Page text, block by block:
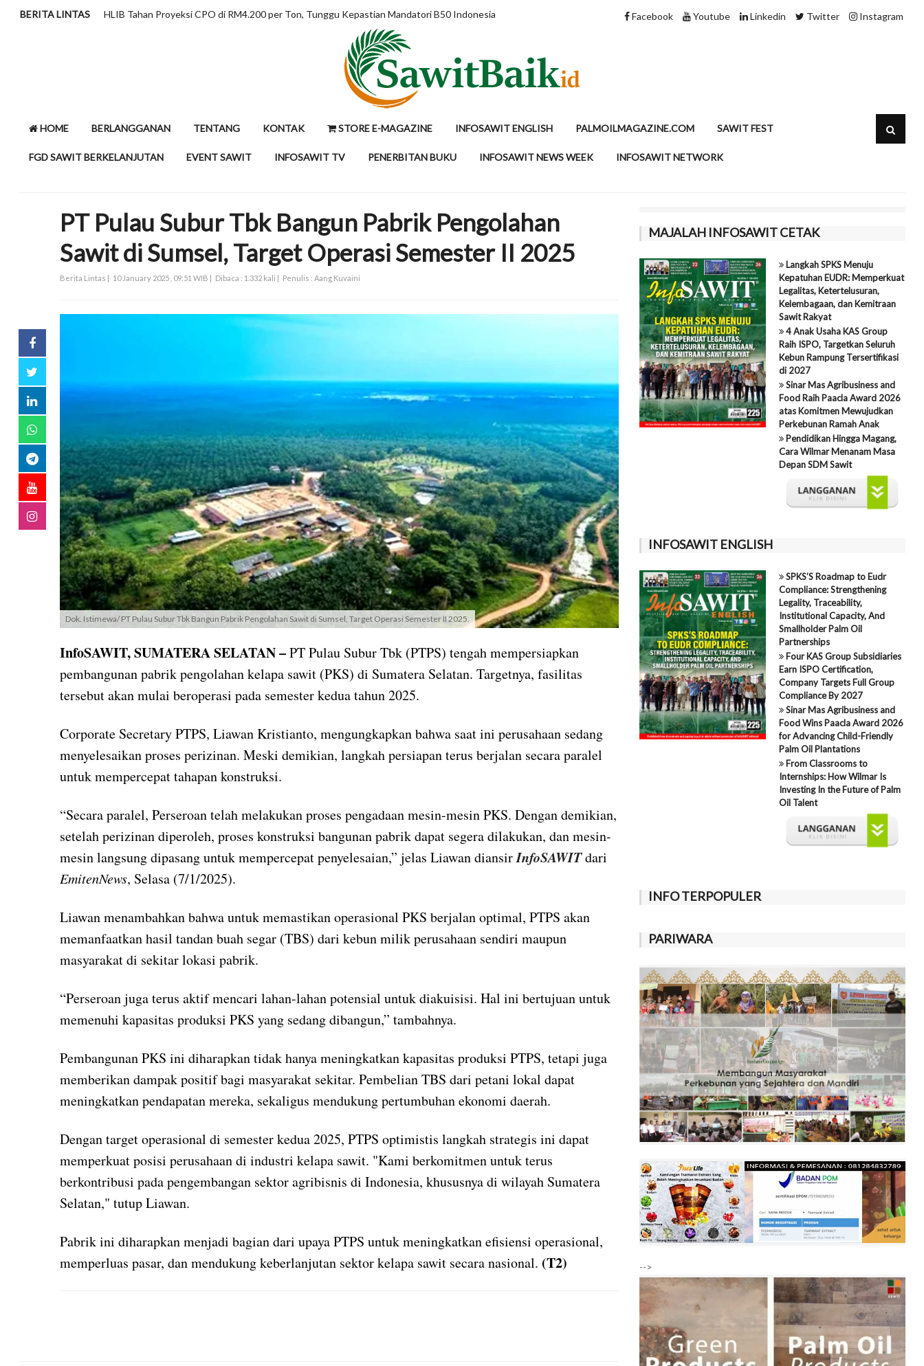
BERITA LINTAS HLIB Tahan Proyeksi CPO di RM4.200 per Ton, Tunggu Kepastian Mandatori B50 Indonesia Minyak Sawit dan Kolesterol, Meluruskan Persepsi dengan Data
Instagram
Twitter
Linkedin
Youtube
Facebook
HOME BERLANGGANAN TENTANG KONTAK STORE E-MAGAZINE INFOSAWIT ENGLISH PALMOILMAGAZINE.COM SAWIT FEST
FGD SAWIT BERKELANJUTAN EVENT SAWIT INFOSAWIT TV PENERBITAN BUKU INFOSAWIT NEWS WEEK INFOSAWIT NETWORK
PT Pulau Subur Tbk Bangun Pabrik Pengolahan
Sawit di Sumsel, Target Operasi Semester II 2025
Berita Lintas | 10 January 2025 , 09:51 WIB | Dibaca : 1.332 kali | Penulis : Aang Kuvaini
Dok. Istimewa/ PT Pulau Subur Tbk Bangun Pabrik Pengolahan Sawit di Sumsel, Target Operasi Semester II 2025.
InfoSAWIT, SUMATERA SELATAN –PT Pulau Subur Tbk (PTPS) tengah mempersiapkan
pembangunan pabrik pengolahan kelapa sawit (PKS) di Sumatera Selatan. Targetnya, fasilitas
tersebut akan mulai beroperasi pada semester kedua tahun 2025.
Corporate Secretary PTPS, Liawan Kristianto, mengungkapkan bahwa saat ini perusahaan sedang
menyelesaikan proses perizinan. Meski demikian, langkah persiapan terus berjalan secara paralel
untuk mempercepat tahapan konstruksi.
“Secara paralel, Perseroan telah melakukan proses pengadaan mesin-mesin PKS. Dengan demikian,
setelah perizinan diperoleh, proses konstruksi bangunan pabrik dapat segera dilakukan, dan mesin-
mesin langsung dipasang untuk mempercepat penyelesaian,” jelas Liawan diansirInfoSAWITdari
EmitenNews, Selasa (7/1/2025).
Liawan menambahkan bahwa untuk memastikan operasional PKS berjalan optimal, PTPS akan
memanfaatkan hasil tandan buah segar (TBS) dari kebun milik perusahaan sendiri maupun
masyarakat di sekitar lokasi pabrik.
“Perseroan juga terus aktif mencari lahan-lahan potensial untuk diakuisisi. Hal ini bertujuan untuk
memenuhi kapasitas produksi PKS yang sedang dibangun,” tambahnya.
Pembangunan PKS ini diharapkan tidak hanya meningkatkan kapasitas produksi PTPS, tetapi juga
memberikan dampak positif bagi masyarakat sekitar. Pembelian TBS dari petani lokal dapat
meningkatkan pendapatan mereka, sekaligus mendukung pertumbuhan ekonomi daerah.
Dengan target operasional di semester kedua 2025, PTPS optimistis langkah strategis ini dapat
memperkuat posisi perusahaan di industri kelapa sawit. "Kami berkomitmen untuk terus
berkontribusi pada pengembangan sektor agribisnis di Indonesia, khususnya di wilayah Sumatera
Selatan," tutup Liawan.
Pabrik ini diharapkan menjadi bagian dari upaya PTPS untuk meningkatkan efisiensi operasional,
memperluas pasar, dan mendukung keberlanjutan sektor kelapa sawit secara nasional. (T2)
MAJALAH INFOSAWIT CETAK
Langkah SPKS Menuju
Kepatuhan EUDR: Memperkuat
Legalitas, Ketertelusuran,
Kelembagaan, dan Kemitraan
Sawit Rakyat
4 Anak Usaha KAS Group
Raih ISPO, Targetkan Seluruh
Kebun Rampung Tersertifikasi
di 2027
Sinar Mas Agribusiness and
Food Raih Paacla Award 2026
atas Komitmen Mewujudkan
Perkebunan Ramah Anak
Pendidikan Hingga Magang,
Cara Wilmar Menanam Masa
Depan SDM Sawit
INFOSAWIT ENGLISH
SPKS’S Roadmap to Eudr
Compliance: Strengthening
Legality, Traceability,
Institutional Capacity, And
Smallholder Palm Oil
Partnerships
Four KAS Group Subsidiaries
Earn ISPO Certification,
Company Targets Full Group
Compliance By 2027
Sinar Mas Agribusiness and
Food Wins Paacla Award 2026
for Advancing Child-Friendly
Palm Oil Plantations
From Classrooms to
Internships: How Wilmar Is
Investing In the Future of Palm
Oil Talent
INFO TERPOPULER
PARIWARA
-->